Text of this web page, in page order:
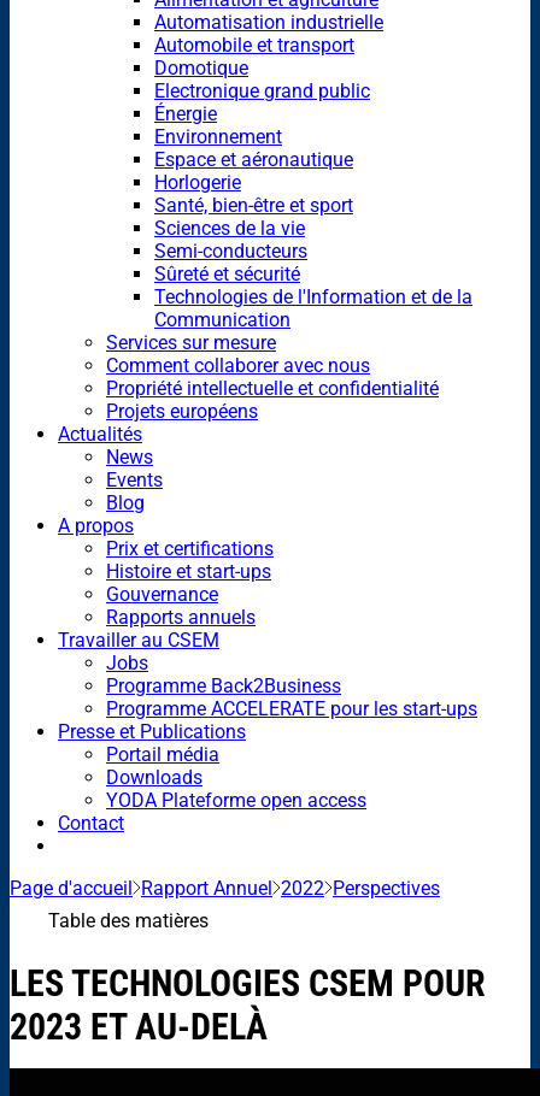
Automatisation industrielle
Automobile et transport
Domotique
Electronique grand public
Énergie
Environnement
Espace et aéronautique
Horlogerie
Santé, bien-être et sport
Sciences de la vie
Semi-conducteurs
Sûreté et sécurité
Technologies de l'Information et de la
Communication
Services sur mesure
Comment collaborer avec nous
Propriété intellectuelle et confidentialité
Projets européens
Actualités
News
Events
Blog
A propos
Prix et certifications
Histoire et start-ups
Gouvernance
Rapports annuels
Travailler au CSEM
Jobs
Programme Back2Business
Programme ACCELERATE pour les start-ups
Presse et Publications
Portail média
Downloads
YODA Plateforme open access
Contact
Page d'accueil Rapport Annuel 2022 Perspectives
Table des matières
LES TECHNOLOGIES CSEM POUR
2023 ET AU-DELÀ